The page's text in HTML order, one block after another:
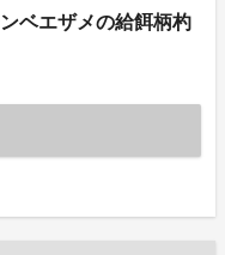
ベエザメの給餌柄杓